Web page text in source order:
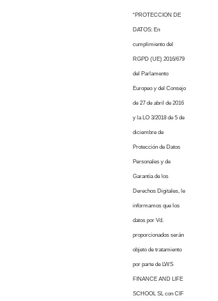
“PROTECCION DE
DATOS: En
cumplimiento del
RGPD (UE) 2016/679
del Parlamento
Europeo y del Consejo
de 27 de abril de 2016
y la LO 3/2018 de 5 de
diciembre de
Protección de Datos
Personales y de
Garantía de los
Derechos Digitales, le
informamos que los
datos por Vd.
proporcionados serán
objeto de tratamiento
por parte de LWS
FINANCE AND LIFE
SCHOOL SL con CIF